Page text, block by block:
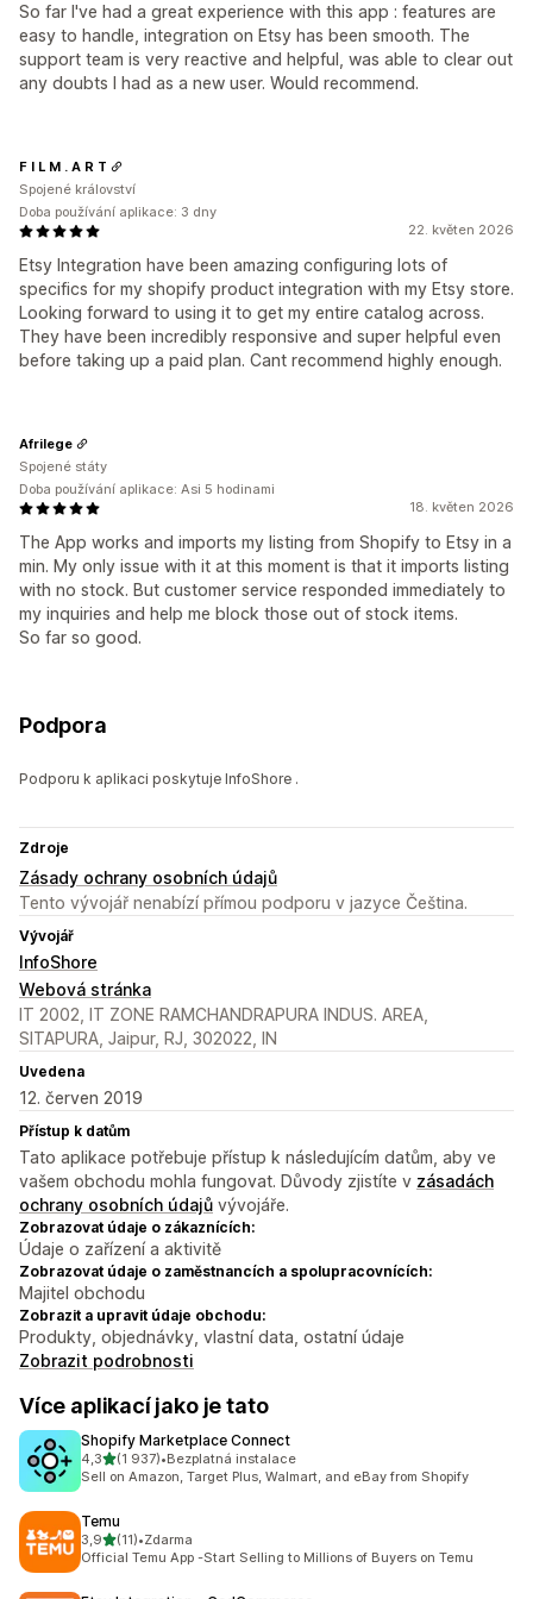
So far I've had a great experience with this app : features are
easy to handle, integration on Etsy has been smooth. The
support team is very reactive and helpful, was able to clear out
any doubts I had as a new user. Would recommend.
22. květen 2026
Etsy Integration have been amazing configuring lots of
specifics for my shopify product integration with my Etsy store.
Looking forward to using it to get my entire catalog across.
They have been incredibly responsive and super helpful even
before taking up a paid plan. Cant recommend highly enough.
F I L M . A R T
Spojené království
Doba používání aplikace: 3 dny
18. květen 2026
The App works and imports my listing from Shopify to Etsy in a
min. My only issue with it at this moment is that it imports listing
with no stock. But customer service responded immediately to
my inquiries and help me block those out of stock items.
So far so good.
Afrilege
Spojené státy
Doba používání aplikace: Asi 5 hodinami
Podpora
Podporu k aplikaci poskytuje InfoShore .
Zdroje
Zásady ochrany osobních údajů
Tento vývojář nenabízí přímou podporu v jazyce Čeština.
Vývojář
InfoShore
Webová stránka
IT 2002, IT ZONE RAMCHANDRAPURA INDUS. AREA,
SITAPURA, Jaipur, RJ, 302022, IN
Uvedena
12. červen 2019
Přístup k datům
Tato aplikace potřebuje přístup k následujícím datům, aby ve
vašem obchodu mohla fungovat. Důvody zjistíte v zásadách
ochrany osobních údajů vývojáře.
Zobrazovat údaje o zákaznících:
Údaje o zařízení a aktivitě
Zobrazovat údaje o zaměstnancích a spolupracovnících:
Majitel obchodu
Zobrazit a upravit údaje obchodu:
Produkty, objednávky, vlastní data, ostatní údaje
Zobrazit podrobnosti
Více aplikací jako je tato
Shopify Marketplace Connect
4,3z 5 hvězd
(1 937)
Celkový počet recenzí: 1937
•Bezplatná instalace
Sell on Amazon, Target Plus, Walmart, and eBay from Shopify
Temu
3,9z 5 hvězd
(11)
Celkový počet recenzí: 11
•Zdarma
Official Temu App -Start Selling to Millions of Buyers on Temu